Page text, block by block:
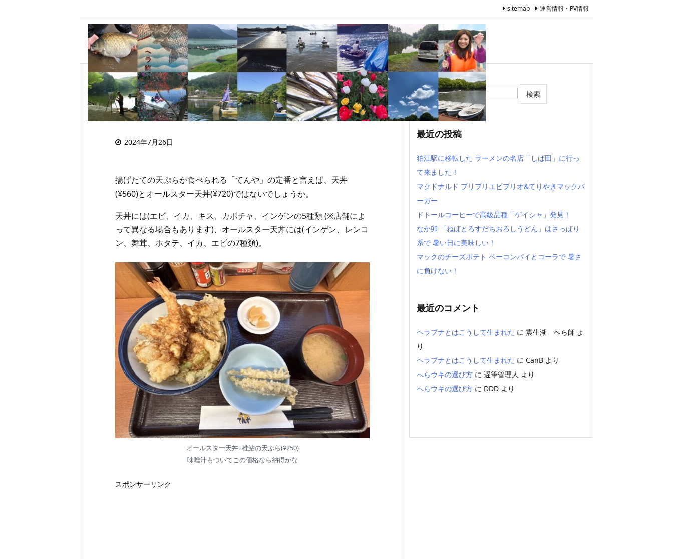
sitemap 運営情報・PV情報
天丼「てんや」のオールスター天丼+稚鮎の
天ぷらが めちゃ美味しいという話！
2024年7月26日
揚げたての天ぷらが食べられる「てんや」の定番と言えば、天丼
(¥560)とオールスター天丼(¥720)ではないでしょうか。
天丼には(エビ、イカ、キス、カボチャ、インゲンの5種類 (※店舗によ
って異なる場合もあります)、オールスター天丼には(インゲン、レンコ
ン、舞茸、ホタテ、イカ、エビの7種類)。
オールスター天丼+稚鮎の天ぷら(¥250)
味噌汁もついてこの価格なら納得かな
スポンサーリンク
最近の投稿
狛江駅に移転した ラーメンの名店「しば田」に行っ
て来ました！
マクドナルド プリプリエビプリオ&てりやきマックバ
ーガー
ドトールコーヒーで高級品種「ゲイシャ」発見！
なか卯 「ねばとろすだちおろしうどん」はさっぱり
系で 暑い日に美味しい！
マックのチーズポテト ベーコンパイとコーラで 暑さ
に負けない！
最近のコメント
ヘラブナとはこうして生まれた に 震生湖 へら師 よ
り
ヘラブナとはこうして生まれた に CanB より
へらウキの選び方 に 遅筆管理人 より
へらウキの選び方 に DDD より